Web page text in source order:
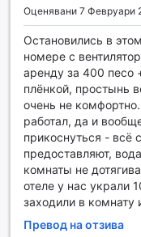
Удобства в OYO
OYO 502 Roberto's
които гарантират
вашия престой. С
да се насладите на
напитки, без да
идеалният начин да
закуска, или да се
вечеря, доставена
В допълнение,
достъп във всички
останете свързани
следващите си
Оценявани 7 Февруари
Остановились в
номере с
аренду за 400 песо
плёнкой, простынь
очень не
работал, да и
прикоснуться - всё
предоставляют,
комнаты не
отеле у нас украли
заходили в комнату
Превод на отзива